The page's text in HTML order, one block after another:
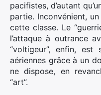
pacifistes, d’autant
partie. Inconvénient,
cette classe. Le
l’attaque à outrance
“voltigeur”, enfin, est
aériennes grâce à un
ne dispose, en
“art”.